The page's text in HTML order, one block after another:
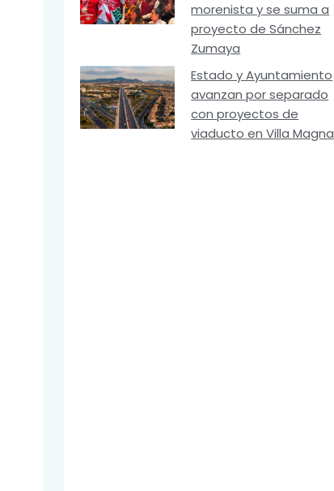
morenista y se suma a
proyecto de Sánchez
Zumaya
Estado y Ayuntamiento
avanzan por separado
con proyectos de
viaducto en Villa Magna